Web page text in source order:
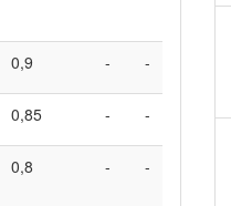
0,9 - -
0,85 - -
0,8 - -